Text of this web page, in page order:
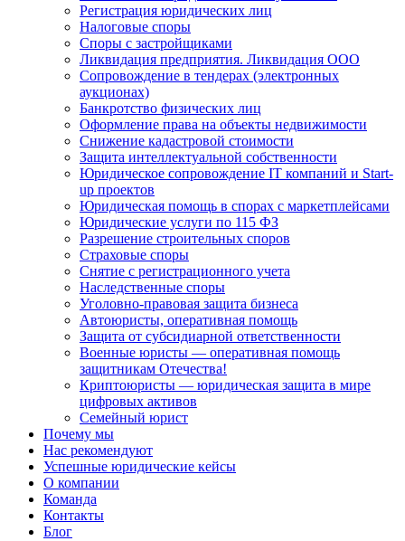
Регистрация юридических лиц
Налоговые споры
Споры с застройщиками
Ликвидация предприятия. Ликвидация ООО
Сопровождение в тендерах (электронных
аукционах)
Банкротство физических лиц
Оформление права на объекты недвижимости
Снижение кадастровой стоимости
Защита интеллектуальной собственности
Юридическое сопровождение IT компаний и Start-
up проектов
Юридическая помощь в спорах с маркетплейсами
Юридические услуги по 115 ФЗ
Разрешение строительных споров
Страховые споры
Снятие с регистрационного учета
Наследственные споры
Уголовно-правовая защита бизнеса
Автоюристы, оперативная помощь
Защита от субсидиарной ответственности
Военные юристы — оперативная помощь
защитникам Отечества!
Криптоюристы — юридическая защита в мире
цифровых активов
Семейный юрист
Почему мы
Нас рекомендуют
Успешные юридические кейсы
О компании
Команда
Контакты
Блог